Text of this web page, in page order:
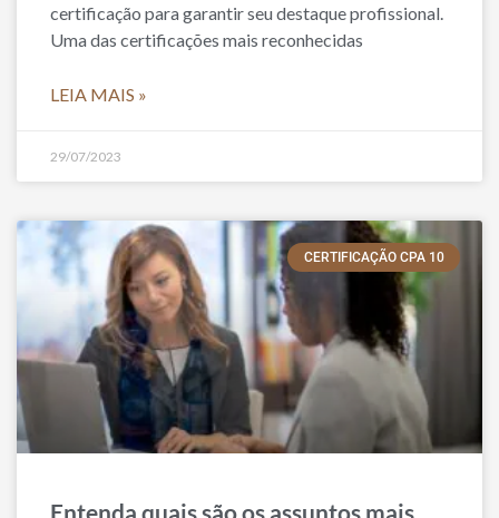
certificação para garantir seu destaque profissional.
Uma das certificações mais reconhecidas
LEIA MAIS »
29/07/2023
CERTIFICAÇÃO CPA 10
Entenda quais são os assuntos mais